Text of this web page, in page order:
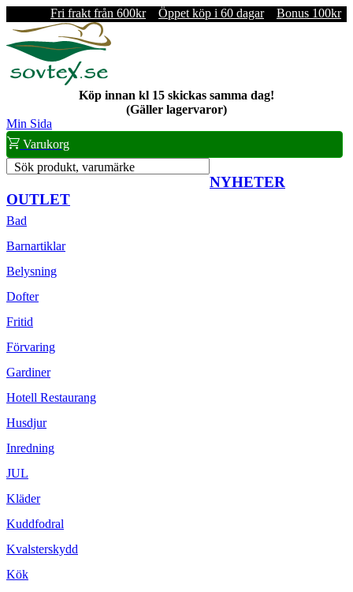
Fri frakt från 600kr Öppet köp i 60 dagar Bonus 100kr
Köp innan kl 15 skickas samma dag!
(Gäller lagervaror)
Min Sida
Varukorg
Sök produkt, varumärke
NYHETER
OUTLET
Bad
Barnartiklar
Belysning
Dofter
Fritid
Förvaring
Gardiner
Hotell Restaurang
Husdjur
Inredning
JUL
Kläder
Kuddfodral
Kvalsterskydd
Kök